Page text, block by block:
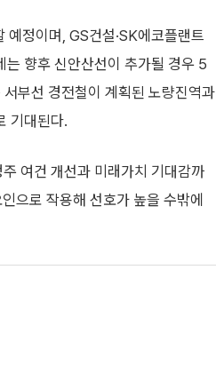
예정이며, GS건설·SK에코플랜트
는 향후 신안산선이 추가될 경우 5
부선 경전철이 계획된 노량진역과
기대된다.
여건 개선과 미래가치 기대감까
으로 작용해 선호가 높을 수밖에